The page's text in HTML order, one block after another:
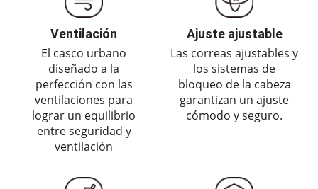
Ventilación
El casco urbano
diseñado a la
perfección con las
ventilaciones para
lograr un equilibrio
entre seguridad y
ventilación
Ajuste ajustable
Las correas ajustables y
los sistemas de
bloqueo de la cabeza
garantizan un ajuste
cómodo y seguro.